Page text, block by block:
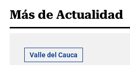
Más de Actualidad
Valle del Cauca